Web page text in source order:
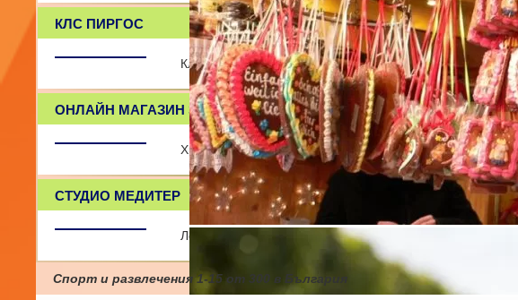
КЛС ПИРГОС
Клуб по ловна стрелба "Пиргос" - Бургас
ОНЛАЙН МАГАЗИН ЗА ХРАНИТЕЛНИ ДОБАВКИ
Хранителни добавки, протеини, протеини за
СТУДИО МЕДИТЕР
Логопедия, психология, рефлексология, хомеопатия,
Спорт и развлечения1-15 от 300 в България